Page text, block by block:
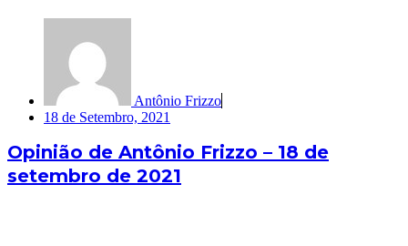
Antônio Frizzo
18 de Setembro, 2021
Opinião de Antônio Frizzo – 18 de
setembro de 2021